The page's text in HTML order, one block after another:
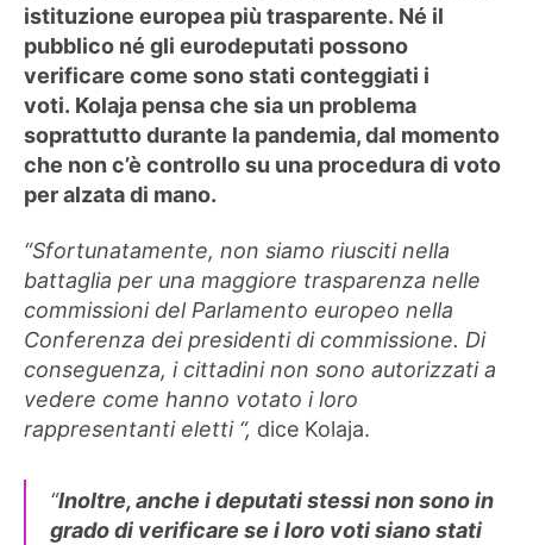
istituzione europea più trasparente. Né il
pubblico né gli eurodeputati possono
verificare come sono stati conteggiati i
voti. Kolaja pensa che sia un problema
soprattutto durante la pandemia, dal momento
che non c’è controllo su una procedura di voto
per alzata di mano.
“Sfortunatamente, non siamo riusciti nella
battaglia per una maggiore trasparenza nelle
commissioni del Parlamento europeo nella
Conferenza dei presidenti di commissione. Di
conseguenza, i cittadini non sono autorizzati a
vedere come hanno votato i loro
rappresentanti eletti “, dice Kolaja.
“Inoltre, anche i deputati stessi non sono in
grado di verificare se i loro voti siano stati